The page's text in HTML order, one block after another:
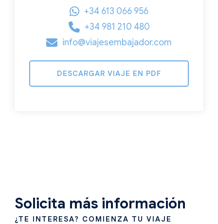
+34 613 066 956
+34 981 210 480
info@viajesembajador.com
DESCARGAR VIAJE EN PDF
Solicita más información
¿TE INTERESA? COMIENZA TU VIAJE